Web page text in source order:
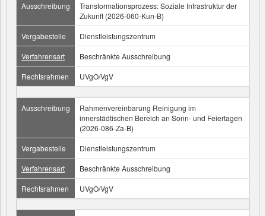
Ausschreibung
Transformationsprozess: Soziale Infrastruktur der
Zukunft (2026-060-Kun-B)
Vergabestelle
Dienstleistungszentrum
Verfahrensart
Beschränkte Ausschreibung
Rechtsrahmen
UVgO/VgV
Ausschreibung
Rahmenvereinbarung Reinigung im
innerstädtischen Bereich an Sonn- und Feiertagen
(2026-086-Za-B)
Vergabestelle
Dienstleistungszentrum
Verfahrensart
Beschränkte Ausschreibung
Rechtsrahmen
UVgO/VgV